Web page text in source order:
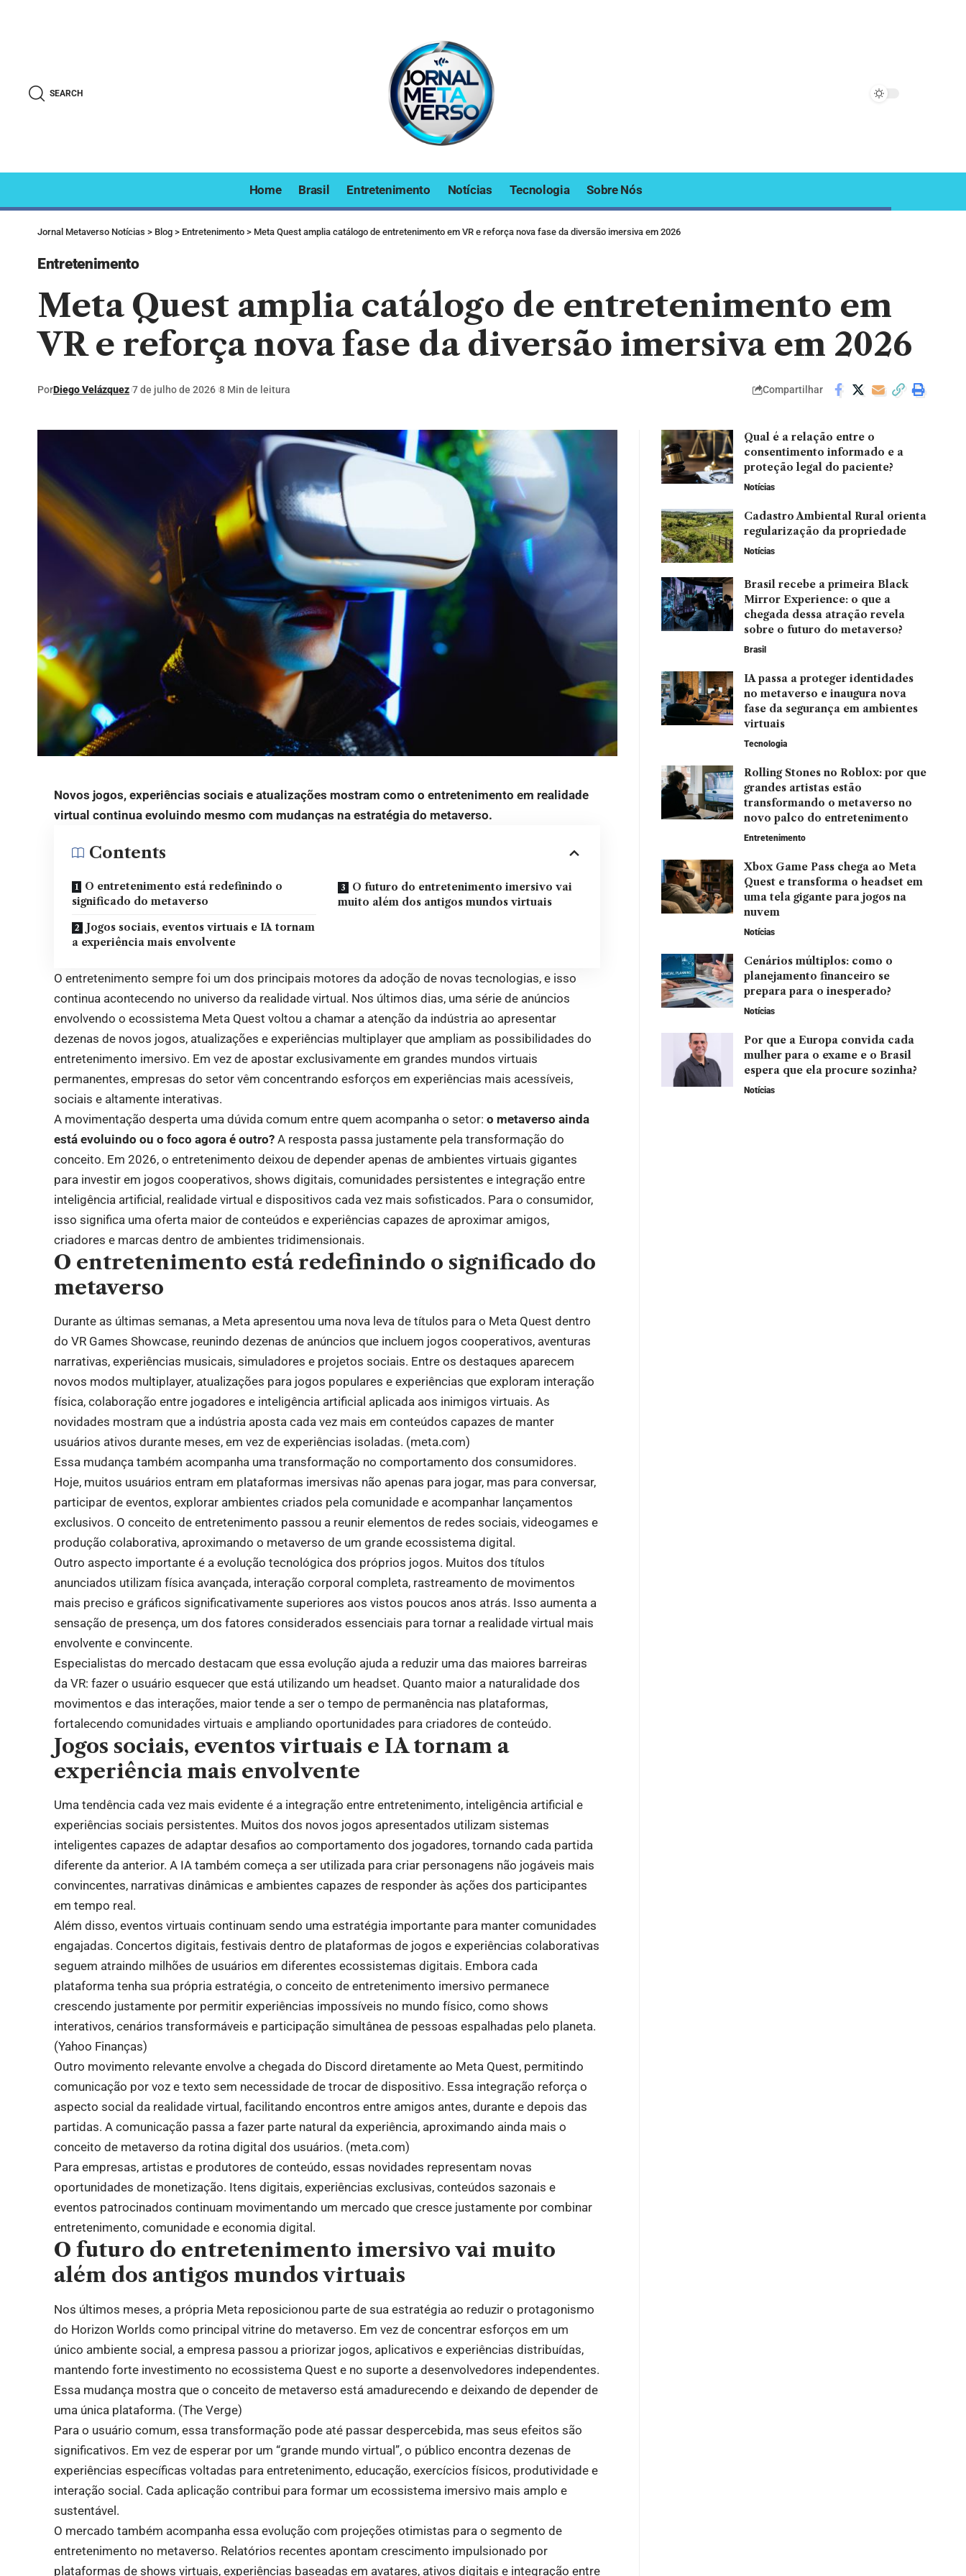
SEARCH
Home Brasil Entretenimento Notícias Tecnologia Sobre Nós
Jornal Metaverso Notícias > Blog > Entretenimento > Meta Quest amplia catálogo de entretenimento em VR e reforça nova fase da diversão imersiva em 2026
Entretenimento
Meta Quest amplia catálogo de entretenimento em
VR e reforça nova fase da diversão imersiva em 2026
PorDiego Velázquez 7 de julho de 2026 8 Min de leitura Compartilhar
Novos jogos, experiências sociais e atualizações mostram como o entretenimento em realidade
virtual continua evoluindo mesmo com mudanças na estratégia do metaverso.
Contents
O entretenimento está redefinindo o
significado do metaverso
Jogos sociais, eventos virtuais e IA tornam
a experiência mais envolvente
O futuro do entretenimento imersivo vai
muito além dos antigos mundos virtuais
O entretenimento sempre foi um dos principais motores da adoção de novas tecnologias, e isso
continua acontecendo no universo da realidade virtual. Nos últimos dias, uma série de anúncios
envolvendo o ecossistema Meta Quest voltou a chamar a atenção da indústria ao apresentar
dezenas de novos jogos, atualizações e experiências multiplayer que ampliam as possibilidades do
entretenimento imersivo. Em vez de apostar exclusivamente em grandes mundos virtuais
permanentes, empresas do setor vêm concentrando esforços em experiências mais acessíveis,
sociais e altamente interativas.
A movimentação desperta uma dúvida comum entre quem acompanha o setor:o metaverso ainda
está evoluindo ou o foco agora é outro? A resposta passa justamente pela transformação do
conceito. Em 2026, o entretenimento deixou de depender apenas de ambientes virtuais gigantes
para investir em jogos cooperativos, shows digitais, comunidades persistentes e integração entre
inteligência artificial, realidade virtual e dispositivos cada vez mais sofisticados. Para o consumidor,
isso significa uma oferta maior de conteúdos e experiências capazes de aproximar amigos,
criadores e marcas dentro de ambientes tridimensionais.
O entretenimento está redefinindo o significado do
metaverso
Durante as últimas semanas, a Meta apresentou uma nova leva de títulos para o Meta Quest dentro
do VR Games Showcase, reunindo dezenas de anúncios que incluem jogos cooperativos, aventuras
narrativas, experiências musicais, simuladores e projetos sociais. Entre os destaques aparecem
novos modos multiplayer, atualizações para jogos populares e experiências que exploram interação
física, colaboração entre jogadores e inteligência artificial aplicada aos inimigos virtuais. As
novidades mostram que a indústria aposta cada vez mais em conteúdos capazes de manter
usuários ativos durante meses, em vez de experiências isoladas. (meta.com)
Essa mudança também acompanha uma transformação no comportamento dos consumidores.
Hoje, muitos usuários entram em plataformas imersivas não apenas para jogar, mas para conversar,
participar de eventos, explorar ambientes criados pela comunidade e acompanhar lançamentos
exclusivos. O conceito de entretenimento passou a reunir elementos de redes sociais, videogames e
produção colaborativa, aproximando o metaverso de um grande ecossistema digital.
Outro aspecto importante é a evolução tecnológica dos próprios jogos. Muitos dos títulos
anunciados utilizam física avançada, interação corporal completa, rastreamento de movimentos
mais preciso e gráficos significativamente superiores aos vistos poucos anos atrás. Isso aumenta a
sensação de presença, um dos fatores considerados essenciais para tornar a realidade virtual mais
envolvente e convincente.
Especialistas do mercado destacam que essa evolução ajuda a reduzir uma das maiores barreiras
da VR: fazer o usuário esquecer que está utilizando um headset. Quanto maior a naturalidade dos
movimentos e das interações, maior tende a ser o tempo de permanência nas plataformas,
fortalecendo comunidades virtuais e ampliando oportunidades para criadores de conteúdo.
Jogos sociais, eventos virtuais e IA tornam a
experiência mais envolvente
Uma tendência cada vez mais evidente é a integração entre entretenimento, inteligência artificial e
experiências sociais persistentes. Muitos dos novos jogos apresentados utilizam sistemas
inteligentes capazes de adaptar desafios ao comportamento dos jogadores, tornando cada partida
diferente da anterior. A IA também começa a ser utilizada para criar personagens não jogáveis mais
convincentes, narrativas dinâmicas e ambientes capazes de responder às ações dos participantes
em tempo real.
Além disso, eventos virtuais continuam sendo uma estratégia importante para manter comunidades
engajadas. Concertos digitais, festivais dentro de plataformas de jogos e experiências colaborativas
seguem atraindo milhões de usuários em diferentes ecossistemas digitais. Embora cada
plataforma tenha sua própria estratégia, o conceito de entretenimento imersivo permanece
crescendo justamente por permitir experiências impossíveis no mundo físico, como shows
interativos, cenários transformáveis e participação simultânea de pessoas espalhadas pelo planeta.
(Yahoo Finanças)
Outro movimento relevante envolve a chegada do Discord diretamente ao Meta Quest, permitindo
comunicação por voz e texto sem necessidade de trocar de dispositivo. Essa integração reforça o
aspecto social da realidade virtual, facilitando encontros entre amigos antes, durante e depois das
partidas. A comunicação passa a fazer parte natural da experiência, aproximando ainda mais o
conceito de metaverso da rotina digital dos usuários. (meta.com)
Para empresas, artistas e produtores de conteúdo, essas novidades representam novas
oportunidades de monetização. Itens digitais, experiências exclusivas, conteúdos sazonais e
eventos patrocinados continuam movimentando um mercado que cresce justamente por combinar
entretenimento, comunidade e economia digital.
O futuro do entretenimento imersivo vai muito
além dos antigos mundos virtuais
Nos últimos meses, a própria Meta reposicionou parte de sua estratégia ao reduzir o protagonismo
do Horizon Worlds como principal vitrine do metaverso. Em vez de concentrar esforços em um
único ambiente social, a empresa passou a priorizar jogos, aplicativos e experiências distribuídas,
mantendo forte investimento no ecossistema Quest e no suporte a desenvolvedores independentes.
Essa mudança mostra que o conceito de metaverso está amadurecendo e deixando de depender de
uma única plataforma. (The Verge)
Para o usuário comum, essa transformação pode até passar despercebida, mas seus efeitos são
significativos. Em vez de esperar por um “grande mundo virtual”, o público encontra dezenas de
experiências específicas voltadas para entretenimento, educação, exercícios físicos, produtividade e
interação social. Cada aplicação contribui para formar um ecossistema imersivo mais amplo e
sustentável.
O mercado também acompanha essa evolução com projeções otimistas para o segmento de
entretenimento no metaverso. Relatórios recentes apontam crescimento impulsionado por
plataformas de shows virtuais, experiências baseadas em avatares, ativos digitais e integração entre
Qual é a relação entre o
consentimento informado e a
proteção legal do paciente?
Notícias
Cadastro Ambiental Rural orienta
regularização da propriedade
Notícias
Brasil recebe a primeira Black
Mirror Experience: o que a
chegada dessa atração revela
sobre o futuro do metaverso?
Brasil
IA passa a proteger identidades
no metaverso e inaugura nova
fase da segurança em ambientes
virtuais
Tecnologia
Rolling Stones no Roblox: por que
grandes artistas estão
transformando o metaverso no
novo palco do entretenimento
Entretenimento
Xbox Game Pass chega ao Meta
Quest e transforma o headset em
uma tela gigante para jogos na
nuvem
Notícias
Cenários múltiplos: como o
planejamento financeiro se
prepara para o inesperado?
Notícias
Por que a Europa convida cada
mulher para o exame e o Brasil
espera que ela procure sozinha?
Notícias